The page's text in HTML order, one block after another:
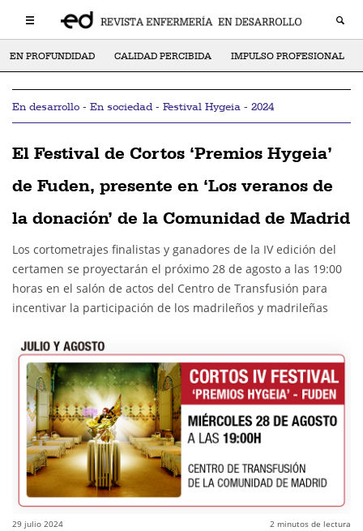
EN PROFUNDIDAD CALIDAD PERCIBIDA IMPULSO PROFESIONAL
En desarrollo - En sociedad - Festival Hygeia - 2024
El Festival de Cortos ‘Premios Hygeia’
de Fuden, presente en ‘Los veranos de
la donación’ de la Comunidad de Madrid
Los cortometrajes finalistas y ganadores de la IV edición del
certamen se proyectarán el próximo 28 de agosto a las 19:00
horas en el salón de actos del Centro de Transfusión para
incentivar la participación de los madrileños y madrileñas
29 julio 2024 2 minutos de lectura